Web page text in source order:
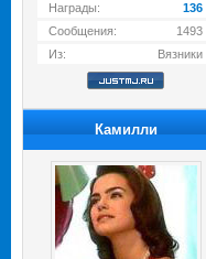
Награды:
136
Сообщения:
1493
Из:
Вязники
Камилли